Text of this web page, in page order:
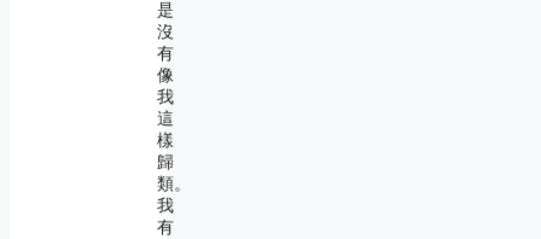
是
沒
有
像
我
這
樣
歸
類。
我
有